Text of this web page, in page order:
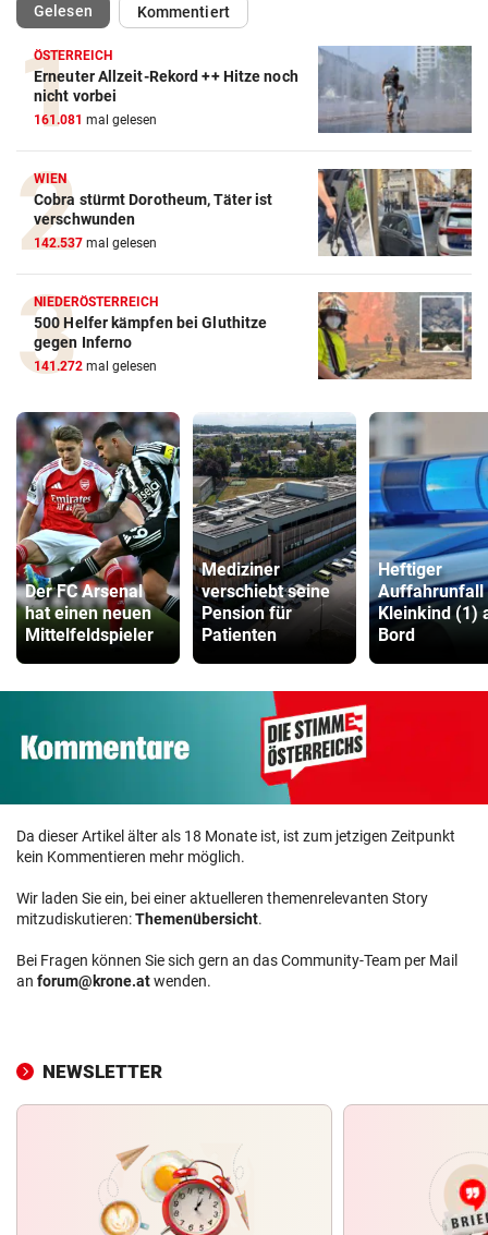
Gelesen(ausgewählt)Kommentiert
ÖSTERREICH
Erneuter Allzeit-Rekord ++ Hitze noch
nicht vorbei
161.081 mal gelesen
WIEN
Cobra stürmt Dorotheum, Täter ist
verschwunden
142.537 mal gelesen
NIEDERÖSTERREICH
500 Helfer kämpfen bei Gluthitze
gegen Inferno
141.272 mal gelesen
Der FC Arsenal
hat einen neuen
Mittelfeldspieler
Mediziner
verschiebt seine
Pension für
Patienten
Heftiger
Auffahrunfall
Kleinkind (1)
Bord
Da dieser Artikel älter als 18 Monate ist, ist zum jetzigen Zeitpunkt
kein Kommentieren mehr möglich.
Wir laden Sie ein, bei einer aktuelleren themenrelevanten Story
mitzudiskutieren:Themenübersicht.
Bei Fragen können Sie sich gern an das Community-Team per Mail
an forum@krone.atwenden.
NEWSLETTER